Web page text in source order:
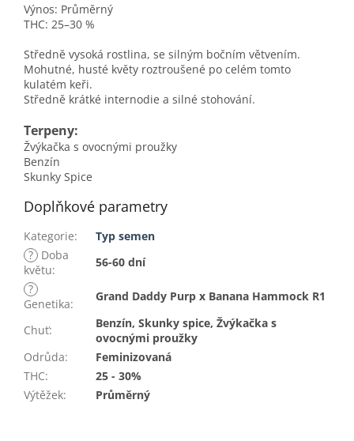
Výnos: Průměrný
THC: 25–30 %
Středně vysoká rostlina, se silným bočním větvením.
Mohutné, husté květy roztroušené po celém tomto
kulatém keři.
Středně krátké internodie a silné stohování.
Terpeny:
Žvýkačka s ovocnými proužky
Benzín
Skunky Spice
Doplňkové parametry
Kategorie:
Typ semen
? Doba
květu:
56-60 dní
?
Genetika:
Grand Daddy Purp x Banana Hammock R1
Chuť:
Benzín, Skunky spice, Žvýkačka s
ovocnými proužky
Odrůda:
Feminizovaná
THC:
25 - 30%
Výtěžek: Průměrný